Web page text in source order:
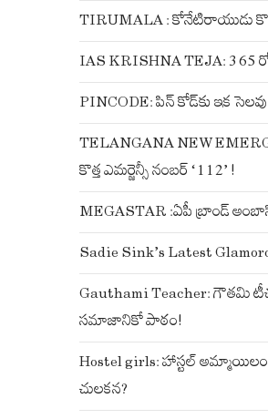
TIRUMALA : కోనేటిరాయుడు
IAS KRISHNA TEJA: 365
PINCODE: పిన్ కోడ్‌కు ఇక
TELANGANA NEW
కొత్త ఎమర్జెన్సీ నంబర్ ‘112’ !
MEGASTAR :ఏపీ బ్రాండ్
Sadie Sink’s Latest
Gauthami Teacher: గౌతమి
సమాజానికో పాఠం!
Hostel girls: హాస్టల్
చులకన?